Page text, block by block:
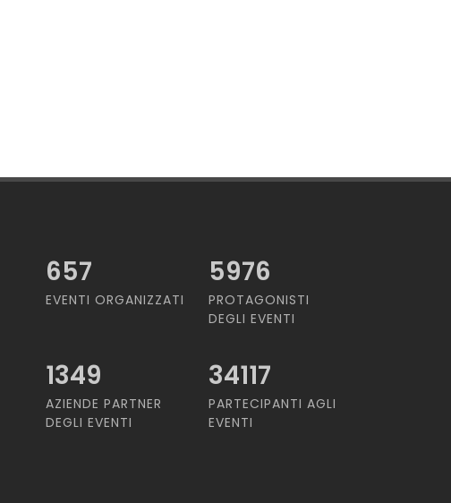
657
EVENTI ORGANIZZATI
5976
PROTAGONISTI
DEGLI EVENTI
1349
AZIENDE PARTNER
DEGLI EVENTI
34117
PARTECIPANTI AGLI
EVENTI